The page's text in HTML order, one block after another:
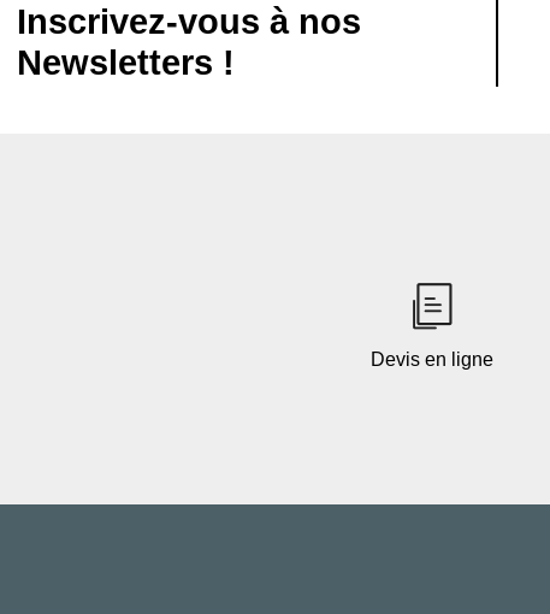
Inscrivez-vous à nos
Newsletters !
Devis en ligne